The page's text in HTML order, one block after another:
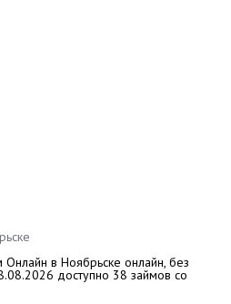
в Ноябрьске онлайн, без
доступно 38 займов со